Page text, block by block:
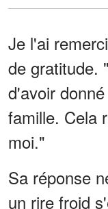
Je l'ai
de gratitude.
d'avoir
famille. Cela
moi."
Sa réponse
un rire froid